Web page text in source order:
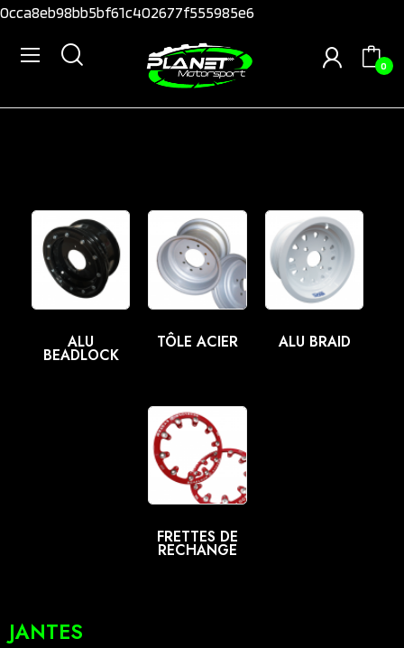
0cca8eb98bb5bf61c402677f555985e6
0
ALU
BEADLOCK
TÔLE ACIER ALU BRAID
FRETTES DE
RECHANGE
JANTES